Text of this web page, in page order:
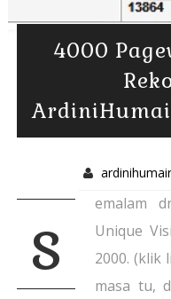
4000
s
emalam
Unique
2000. (klik
masa tu,